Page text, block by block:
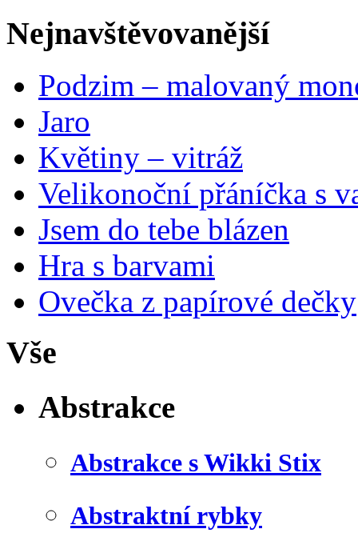
Nejnavštěvovanější
Podzim – malovaný
Jaro
Květiny – vitráž
Velikonoční přáníčka s
Jsem do tebe blázen
Hra s barvami
Ovečka z papírové dečky
Vše
Abstrakce
Abstrakce s Wikki Stix
Abstraktní rybky